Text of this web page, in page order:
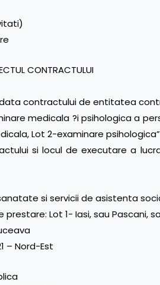
CONTRACTULUI
data contractului de entitatea
medicala ?i psihologica a
Lot 2-examinare psihologica”
si locul de executare a
si servicii de asistenta
prestare: Lot 1- Iasi, sau Pascani,
– Nord-Est